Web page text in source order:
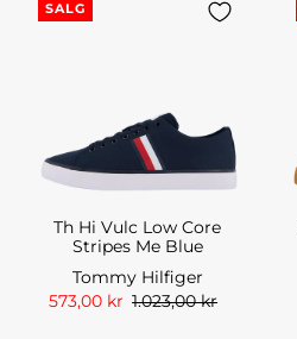
SALG
Th Hi Vulc Low Core
Stripes Me Blue
Tommy Hilfiger
573,00 kr 1.023,00 kr